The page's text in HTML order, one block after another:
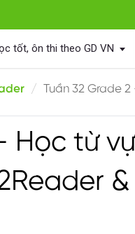
tốt, ôn thi theo GD VN
Tuần 32 Grade
Học từ